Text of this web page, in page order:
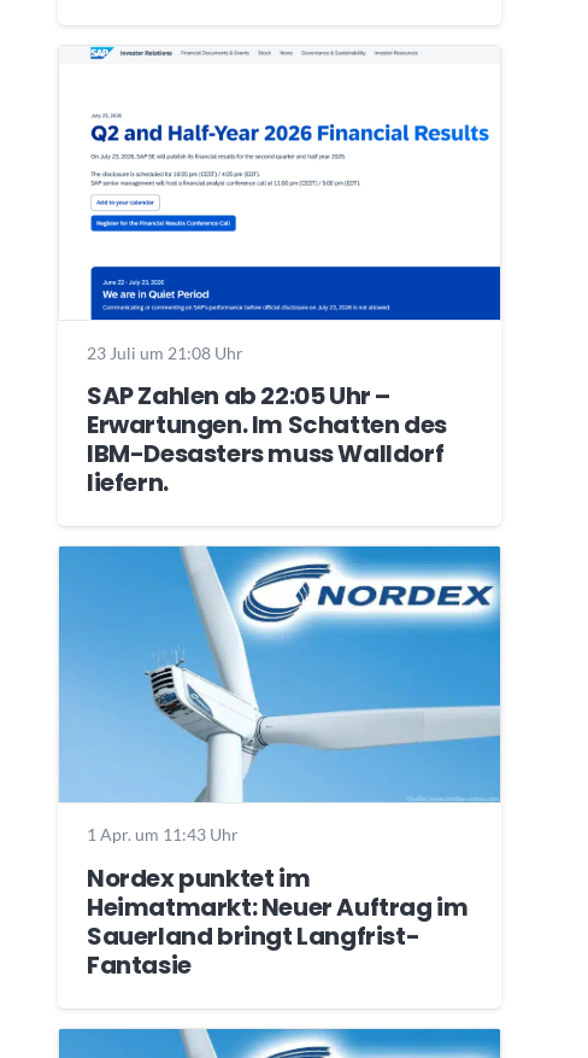
23 Juli um 21:08 Uhr
SAP Zahlen ab 22:05 Uhr –
Erwartungen. Im Schatten des
IBM-Desasters muss Walldorf
liefern.
1 Apr. um 11:43 Uhr
Nordex punktet im
Heimatmarkt: Neuer Auftrag im
Sauerland bringt Langfrist-
Fantasie